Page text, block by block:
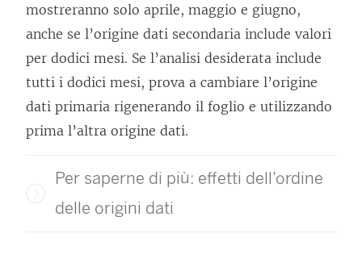
mostreranno solo aprile, maggio e giugno,
anche se l’origine dati secondaria include valori
per dodici mesi. Se l’analisi desiderata include
tutti i dodici mesi, prova a cambiare l’origine
dati primaria rigenerando il foglio e utilizzando
prima l’altra origine dati.
Per saperne di più: effetti dell’ordine
delle origini dati